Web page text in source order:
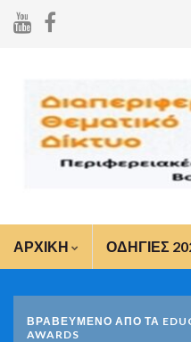
ΑΡΧΙΚΗ ΟΔΗΓΙΕΣ
ΒΡΑΒΕΥΜΕΝΟ ΑΠΟ ΤΑ
AWARDS